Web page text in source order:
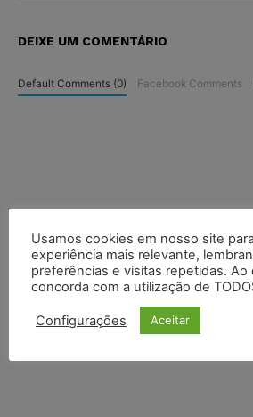
DEIXE UM COMENTÁRIO
Default Comments (0) Facebook Comments
Usamos cookies em nosso site
experiência mais relevante,
preferências e visitas repetidas. Ao
concorda com a utilização de
Configurações Aceitar